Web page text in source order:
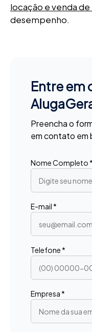
locação e venda
desempenho.
Entre em
Preencha o
em contato em
Nome Completo *
E-mail *
Telefone *
Empresa *